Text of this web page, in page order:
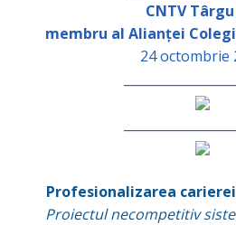
CNTV Târgu
membru al Alianței
24 octombrie
Profesionalizarea carierei
Proiectul necompetitiv